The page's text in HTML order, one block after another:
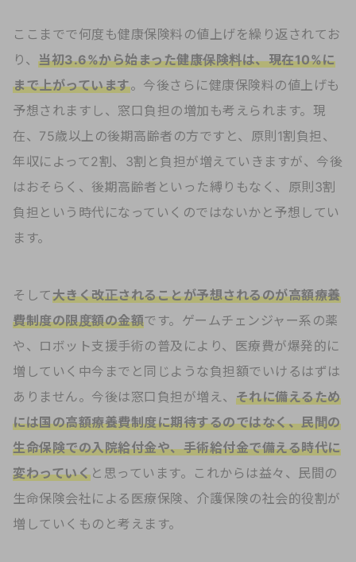
ここまでで何度も健康保険料の値上げを繰り返されてお
り、 当初3.6%から始まった健康保険料は、現在10%に
まで上がっています。今後さらに健康保険料の値上げも
予想されますし、窓口負担の増加も考えられます。現
在、75歳以上の後期高齢者の方ですと、原則1割負担、
年収によって2割、3割と負担が増えていきますが、今後
はおそらく、後期高齢者といった縛りもなく、原則3割
負担という時代になっていくのではないかと予想してい
ます。
そして大きく改正されることが予想されるのが高額療養
費制度の限度額の金額です。ゲームチェンジャー系の薬
や、ロボット支援手術の普及により、医療費が爆発的に
増していく中今までと同じような負担額でいけるはずは
ありません。今後は窓口負担が増え、 それに備えるため
には国の高額療養費制度に期待するのではなく、民間の
生命保険での入院給付金や、手術給付金で備える時代に
変わっていくと思っています。これからは益々、民間の
生命保険会社による医療保険、介護保険の社会的役割が
増していくものと考えます。